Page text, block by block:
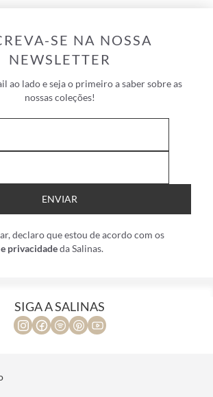
SE NA NOSSA
NEWSLETTER
ao lado e seja o primeiro a saber sobre as
nossas coleções!
ENVIAR
declaro que estou de acordo com os
privacidadeda Salinas.
SIGA A SALINAS